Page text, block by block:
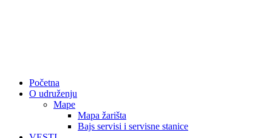
Početna
O udruženju
Mape
Mapa žarišta
Bajs servisi i servisne stanice